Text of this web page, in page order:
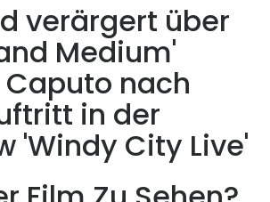
verärgert über
Medium'
nach
in der
'Windy City Live'